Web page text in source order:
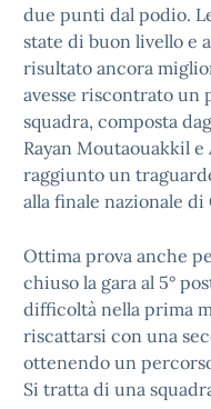
due punti dal podio.
state di buon livello e
risultato ancora
avesse riscontrato un
squadra, composta
Rayan Moutaouakkil
raggiunto un
alla finale nazionale di
Ottima prova anche
chiuso la gara al 5°
difficoltà nella prima
riscattarsi con una
ottenendo un
Si tratta di una